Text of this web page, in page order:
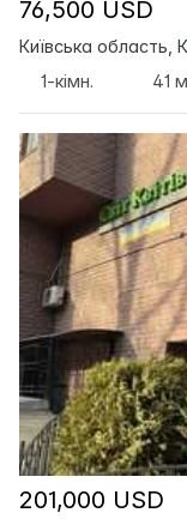
76,500 USD
Київська область,
1-кімн.
41 м
201,000 USD